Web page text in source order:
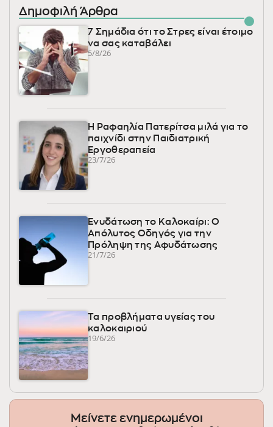
Δημοφιλή Άρθρα
7 Σημάδια ότι το Στρες είναι έτοιμο
να σας καταβάλει
5/8/26
Η Ραφαηλία Πατερίτσα μιλά για το
παιχνίδι στην Παιδιατρική
Εργοθεραπεία
23/7/26
Ενυδάτωση το Καλοκαίρι: Ο
Απόλυτος Οδηγός για την
Πρόληψη της Αφυδάτωσης
21/7/26
Τα προβλήματα υγείας του
καλοκαιριού
19/6/26
Μείνετε ενημερωμένοι